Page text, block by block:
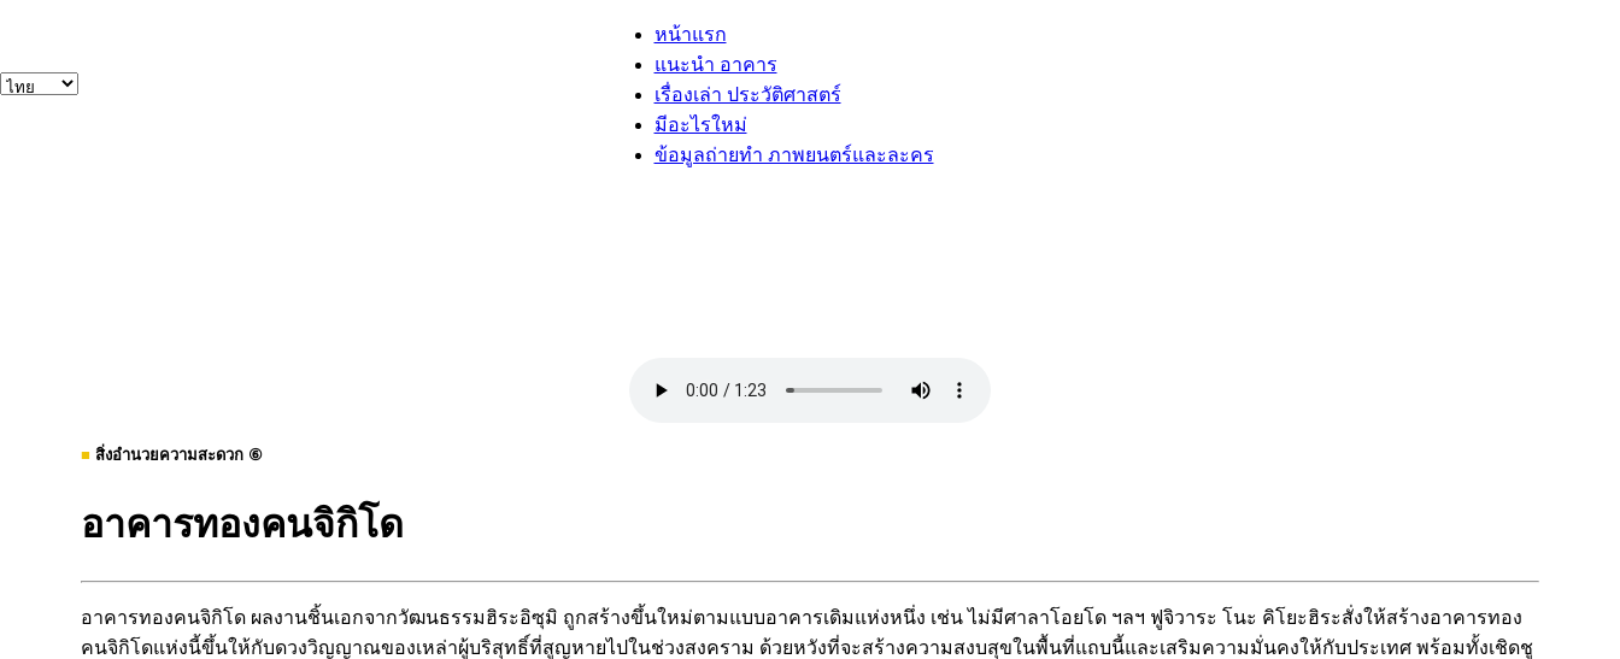
หน้าแรก
แนะนำ อาคาร
เรื่องเล่า ประวัติศาสตร์
มีอะไรใหม่
ข้อมูลถ่ายทำ ภาพยนตร์และละคร
■สิ่งอำนวยความสะดวก ⑥
อาคารทองคนจิกิโด
อาคารทองคนจิกิโด ผลงานชิ้นเอกจากวัฒนธรรมฮิระอิซุมิ ถูกสร้างขึ้นใหม่ตามแบบอาคารเดิมแห่งหนึ่ง เช่น ไม่มีศาลาโอยโด ฯลฯ ฟูจิวาระ โนะ คิโยะฮิระสั่งให้สร้างอาคารทอง
คนจิกิโดแห่งนี้ขึ้นให้กับดวงวิญญาณของเหล่าผู้บริสุทธิ์ที่สูญหายไปในช่วงสงคราม ด้วยหวังที่จะสร้างความสงบสุขในพื้นที่แถบนี้และเสริมความมั่นคงให้กับประเทศ พร้อมทั้งเชิดชู